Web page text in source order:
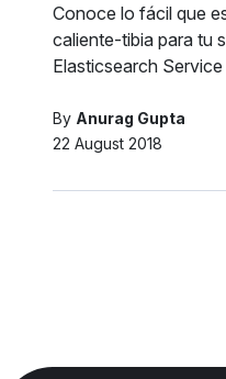
Conoce lo fácil que
caliente-tibia para tu
Elasticsearch
By Anurag Gupta
22 August 2018